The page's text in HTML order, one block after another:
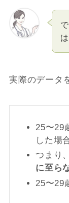
実際のデータ
25〜29
した場
つまり、
に至ら
25〜29